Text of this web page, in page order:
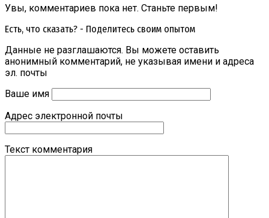
Увы, комментариев пока нет. Станьте первым!
Есть, что сказать? - Поделитесь своим опытом
Данные не разглашаются. Вы можете оставить
анонимный комментарий, не указывая имени и адреса
эл. почты
Ваше имя
Адрес электронной почты
Текст комментария